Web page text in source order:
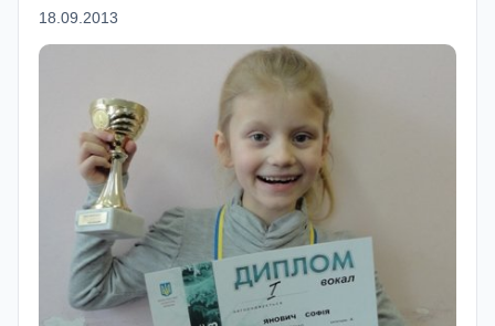
18.09.2013